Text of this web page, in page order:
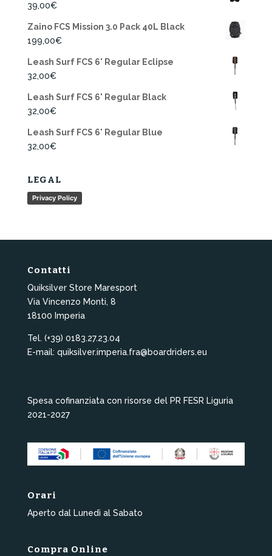
39,00€
Zaino FCS Mission 3.0 Pack 40L Black
199,00€
Leash Surf FCS 6' Regular Eclipse
32,00€
Leash Surf FCS 6' Regular Black
32,00€
Leash Surf FCS 6' Regular Blue
32,00€
LEGAL
Privacy Policy
Contatti
Quiksilver Store Maresport
Via Vincenzo Monti, 8
18100 Imperia
Tel. (+39) 0183.27.23.04
E-mail: quiksilver.imperia.fra@boardriders.eu
Spesa cofinanziata con risorse del PR FESR Liguria
2021-2027
Orari
Aperto dal Lunedì al Sabato
Compra Online